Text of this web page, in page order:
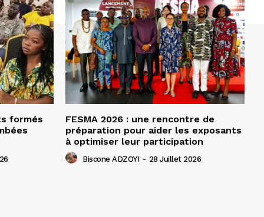
formés
FESMA 2026 : une rencontre de
préparation pour aider les exposants
à optimiser leur participation
Biscone ADZOYI - 28 Juillet 2026